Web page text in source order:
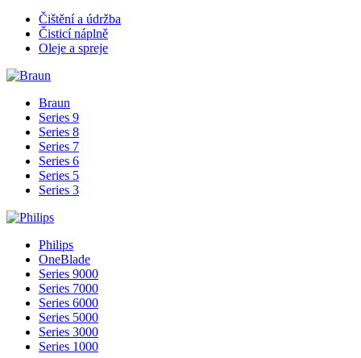
Čištění a údržba
Čisticí náplně
Oleje a spreje
Braun
Series 9
Series 8
Series 7
Series 6
Series 5
Series 3
Philips
OneBlade
Series 9000
Series 7000
Series 6000
Series 5000
Series 3000
Series 1000